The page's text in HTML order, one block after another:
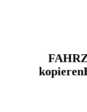
kopieren